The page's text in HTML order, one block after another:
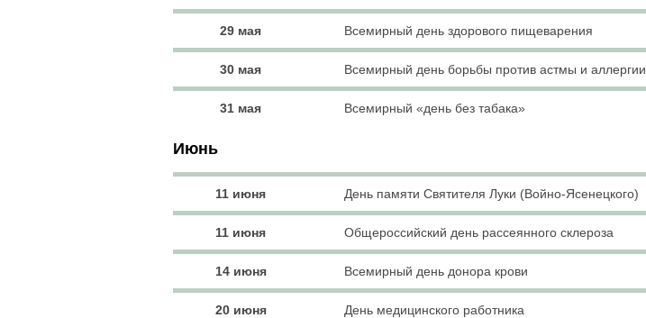
29 мая Всемирный день здорового пищеварения
30 мая Всемирный день борьбы против астмы и аллергии
31 мая Всемирный «день без табака»
Июнь
11 июня День памяти Святителя Луки (Войно-Ясенецкого)
11 июня Общероссийский день рассеянного склероза
14 июня Всемирный день донора крови
20 июня День медицинского работника